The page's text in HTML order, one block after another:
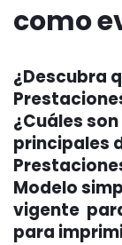
como
¿Descubra
¿Cuáles
principales
Modelo
vigente
para